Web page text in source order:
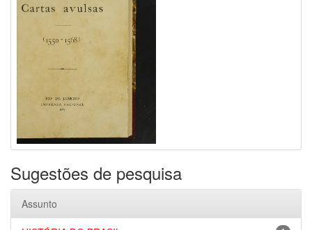
Sugestões de pesquisa
Assunto